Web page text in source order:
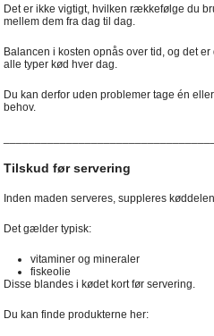
Det er ikke vigtigt, hvilken rækkefølge du
mellem dem fra dag til dag.
Balancen i kosten opnås over tid, og det
alle typer kød hver dag.
Du kan derfor uden problemer tage én
behov.
Tilskud før servering
Inden maden serveres, suppleres
Det gælder typisk:
vitaminer og mineraler
fiskeolie
Disse blandes i kødet kort før servering.
Du kan finde produkterne her: